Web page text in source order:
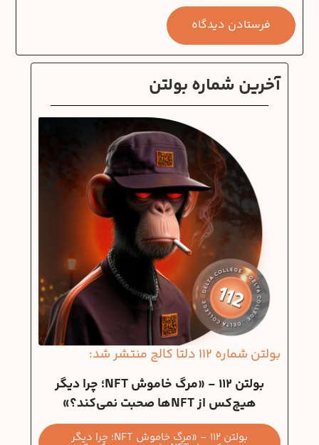
آخرین شماره بولتن
بولتن شماره 112 دلتا کالج منتشر شد:
بولتن 112 - «مرگ خاموش NFT؛ چرا دیگر
هیچ‌کس از NFTها صحبت نمی‌کند؟»
بولتن 112 – «مرگ خاموش NFT؛ چرا دیگر